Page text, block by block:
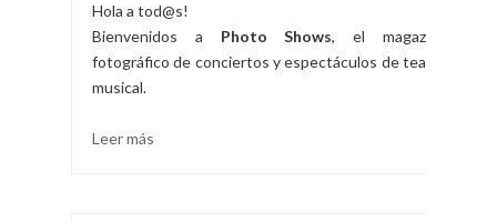
Hola a tod@s!
Bienvenidos a Photo Shows, el magazine
fotográfico de conciertos y espectáculos de teatro
musical.
Leer más